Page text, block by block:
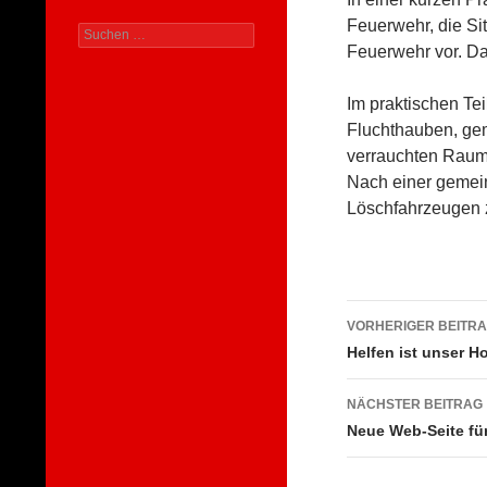
Feuerwehr, die
Feuerwehr vor.
Im praktischen
Fluchthauben,
verrauchten
Nach einer
VORHERIGER
Helfen ist unser
NÄCHSTER BEITRAG
Neue Web-Seite
Suchen
nach: